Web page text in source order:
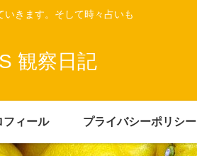
いきます。そして時々占いも
観察日記
フィール プライバシーポリシー